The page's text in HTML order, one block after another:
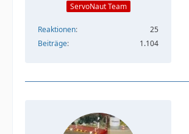
ServoNaut Team
Reaktionen
25
Beiträge
1.104